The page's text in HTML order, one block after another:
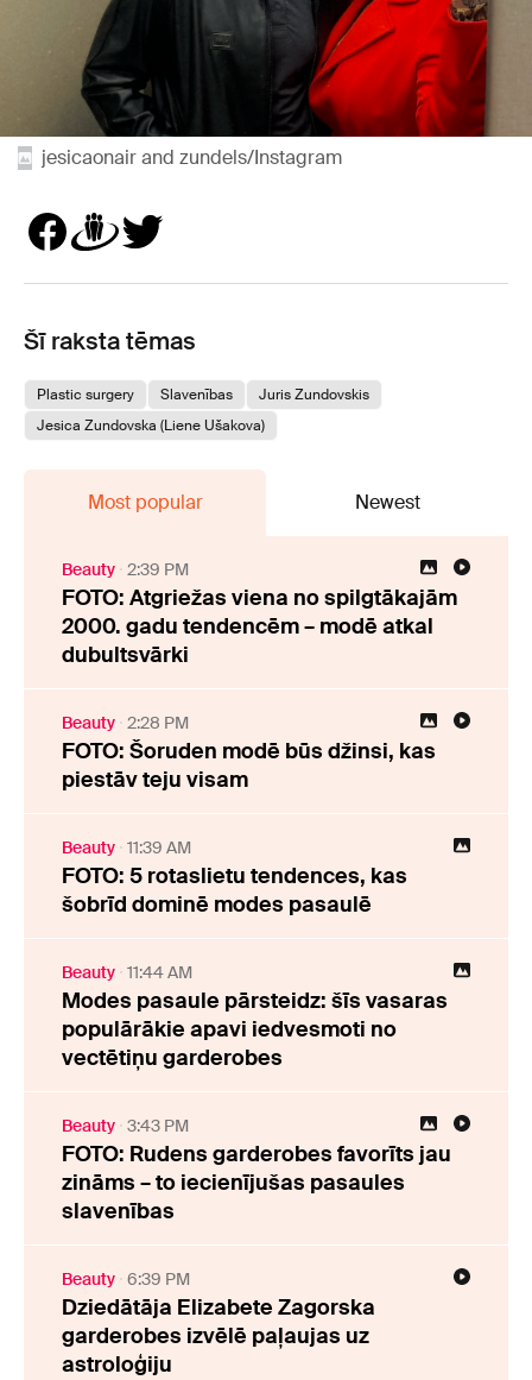
jesicaonair and zundels/Instagram
Šī raksta tēmas
Plastic surgery Slavenības
Juris Zundovskis
Jesica Zundovska (Liene Ušakova)
Most popular Newest
Beauty 2:39 PM
FOTO: Atgriežas viena no spilgtākajām
2000. gadu tendencēm – modē atkal
dubultsvārki
Beauty 2:28 PM
FOTO: Šoruden modē būs džinsi, kas
piestāv teju visam
Beauty 11:39 AM
FOTO: 5 rotaslietu tendences, kas
šobrīd dominē modes pasaulē
Beauty 11:44 AM
Modes pasaule pārsteidz: šīs vasaras
populārākie apavi iedvesmoti no
vectētiņu garderobes
Beauty 3:43 PM
FOTO: Rudens garderobes favorīts jau
zināms – to iecienījušas pasaules
slavenības
Beauty 6:39 PM
Dziedātāja Elizabete Zagorska
garderobes izvēlē paļaujas uz
astroloģiju